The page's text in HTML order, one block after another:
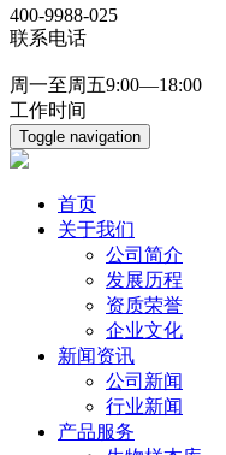
400-9988-025
联系电话
周一至周五9:00—18:00
工作时间
Toggle navigation
首页
关于我们
公司简介
发展历程
资质荣誉
企业文化
新闻资讯
公司新闻
行业新闻
产品服务